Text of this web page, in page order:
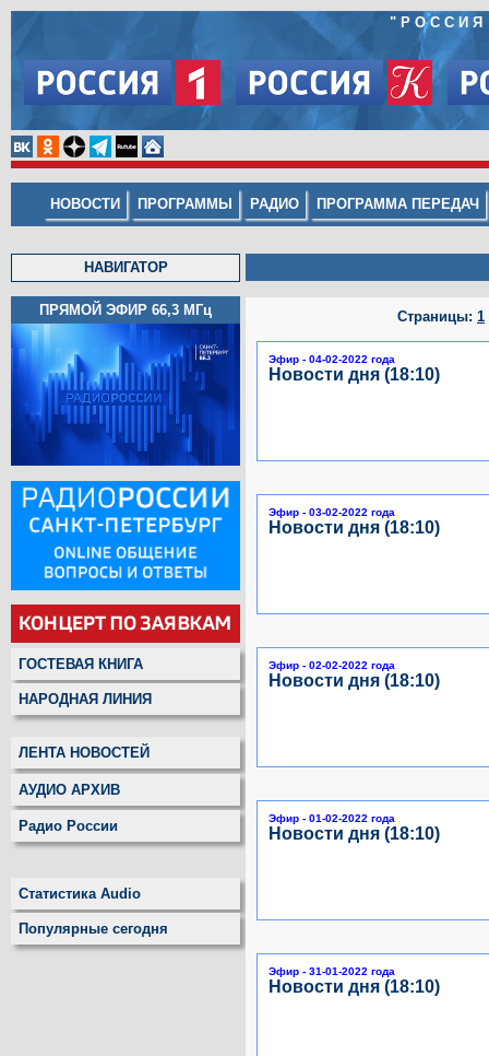
"РОССИЯ
НОВОСТИ ПРОГРАММЫ РАДИО ПРОГРАММА ПЕРЕДАЧ
НАВИГАТОР
ПРЯМОЙ ЭФИР 66,3 МГц
ГОСТЕВАЯ КНИГА
НАРОДНАЯ ЛИНИЯ
ЛЕНТА НОВОСТЕЙ
АУДИО АРХИВ
Радио России
Статистика Audio
Популярные сегодня
Страницы: 1
Эфир - 04-02-2022 года
Новости дня (18:10)
Эфир - 03-02-2022 года
Новости дня (18:10)
Эфир - 02-02-2022 года
Новости дня (18:10)
Эфир - 01-02-2022 года
Новости дня (18:10)
Эфир - 31-01-2022 года
Новости дня (18:10)